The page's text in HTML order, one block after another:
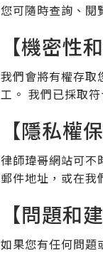
您可隨時查詢、閱
【機密性
我們會將有權存取
工。 我們已採取
【隱私權
律師瑋哥網站可不
郵件地址，或在我
【問題和
如果您有任何問題